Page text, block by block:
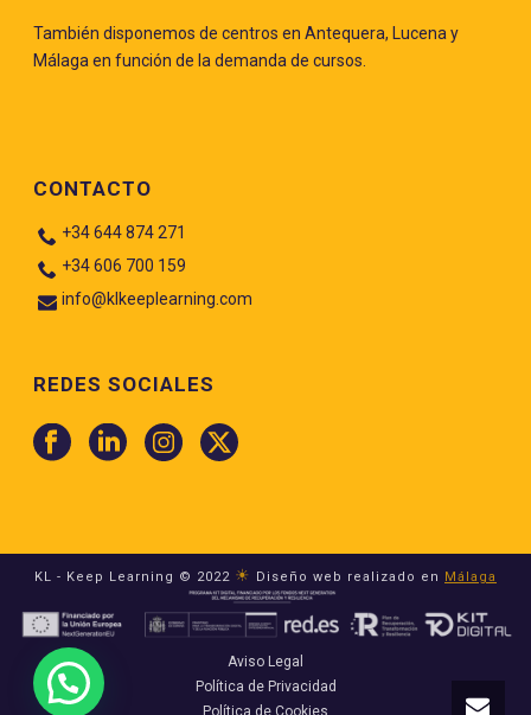
También disponemos de centros en Antequera, Lucena y
Málaga en función de la demanda de cursos.
CONTACTO
+34 644 874 271
+34 606 700 159
info@klkeeplearning.com
REDES SOCIALES
KL - Keep Learning © 2022 ☀ Diseño web realizado en Málaga
Aviso Legal
Política de Privacidad
Política de Cookies